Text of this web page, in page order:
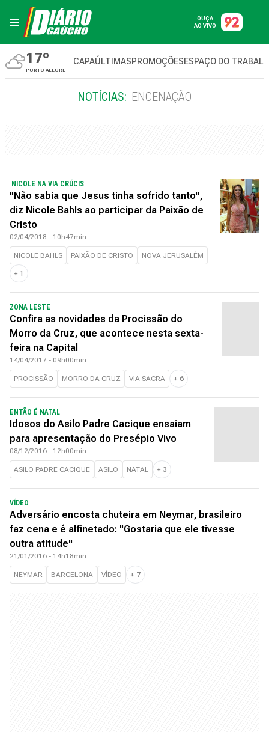
OUÇA
AO VIVO
17º
PORTO ALEGRE
CAPAÚLTIMASPROMOÇÕESESPAÇO DO
NOTÍCIAS: ENCENAÇÃO
NICOLE NA VIA CRÚCIS
"Não sabia que Jesus tinha sofrido tanto",
diz Nicole Bahls ao participar da Paixão de
Cristo
02/04/2018 - 10h47min
NICOLE BAHLS PAIXÃO DE CRISTO NOVA JERUSALÉM
+ 1
ZONA LESTE
Confira as novidades da Procissão do
Morro da Cruz, que acontece nesta sexta-
feira na Capital
14/04/2017 - 09h00min
PROCISSÃO MORRO DA CRUZ VIA SACRA + 6
ENTÃO É NATAL
Idosos do Asilo Padre Cacique ensaiam
para apresentação do Presépio Vivo
08/12/2016 - 12h00min
ASILO PADRE CACIQUE ASILO NATAL + 3
VÍDEO
Adversário encosta chuteira em Neymar, brasileiro
faz cena e é alfinetado: "Gostaria que ele tivesse
outra atitude"
21/01/2016 - 14h18min
NEYMAR BARCELONA VÍDEO + 7